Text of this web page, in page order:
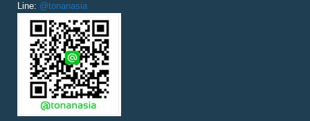
Line: @tonanasia